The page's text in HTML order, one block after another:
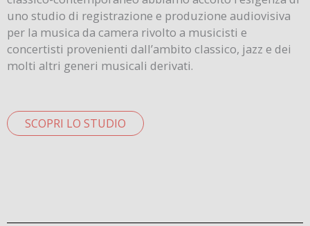
uno studio di registrazione e produzione audiovisiva
per la musica da camera rivolto a musicisti e
concertisti provenienti dall’ambito classico, jazz e dei
molti altri generi musicali derivati.
SCOPRI LO STUDIO